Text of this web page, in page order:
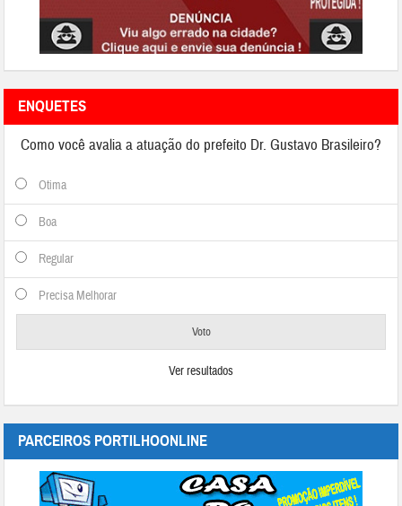
ENQUETES
Como você avalia a atuação do prefeito Dr. Gustavo Brasileiro?
Otima
Boa
Regular
Precisa Melhorar
Ver resultados
PARCEIROS PORTILHOONLINE